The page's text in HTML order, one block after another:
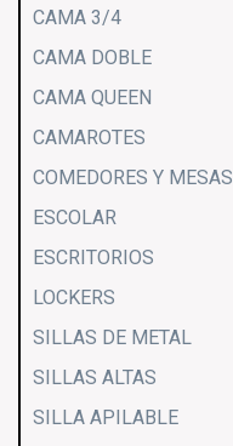
CAMA 3/4
CAMA DOBLE
CAMA QUEEN
CAMAROTES
COMEDORES Y MESAS
ESCOLAR
ESCRITORIOS
LOCKERS
SILLAS DE METAL
SILLAS ALTAS
SILLA APILABLE